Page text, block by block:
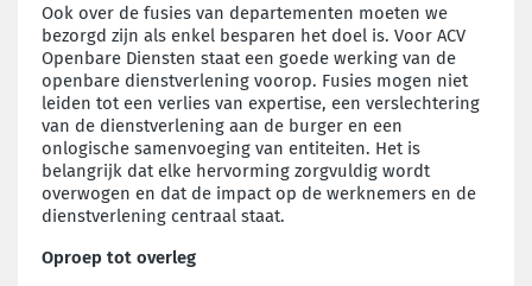
Ook over de fusies van departementen moeten we
bezorgd zijn als enkel besparen het doel is. Voor ACV
Openbare Diensten staat een goede werking van de
openbare dienstverlening voorop. Fusies mogen niet
leiden tot een verlies van expertise, een verslechtering
van de dienstverlening aan de burger en een
onlogische samenvoeging van entiteiten. Het is
belangrijk dat elke hervorming zorgvuldig wordt
overwogen en dat de impact op de werknemers en de
dienstverlening centraal staat.
Oproep tot overleg